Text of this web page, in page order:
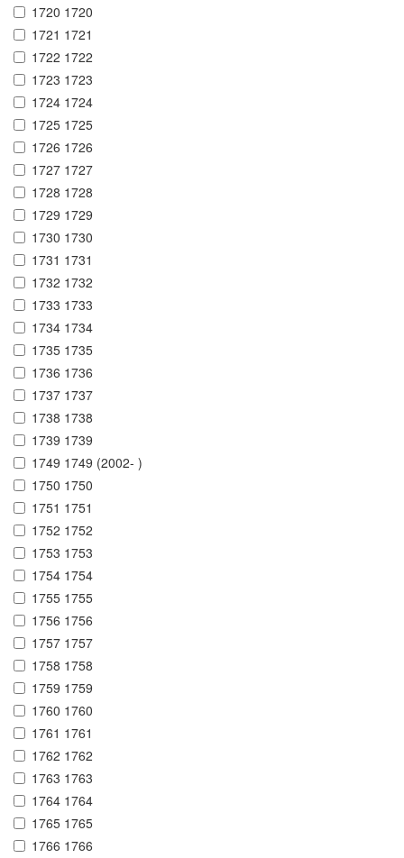
1720 1720
1721 1721
1722 1722
1723 1723
1724 1724
1725 1725
1726 1726
1727 1727
1728 1728
1729 1729
1730 1730
1731 1731
1732 1732
1733 1733
1734 1734
1735 1735
1736 1736
1737 1737
1738 1738
1739 1739
1749 1749 (2002- )
1750 1750
1751 1751
1752 1752
1753 1753
1754 1754
1755 1755
1756 1756
1757 1757
1758 1758
1759 1759
1760 1760
1761 1761
1762 1762
1763 1763
1764 1764
1765 1765
1766 1766